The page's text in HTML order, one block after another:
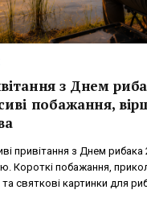
з Днем
побажання,
привітання з Днем рибака
Короткі побажання,
та святкові картинки для